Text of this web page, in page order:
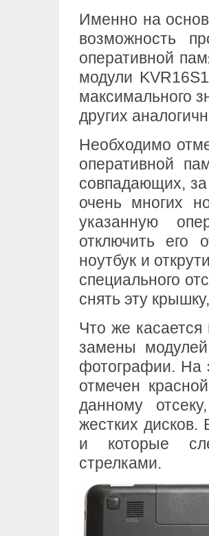
Именно на
возможность
оперативной
модули
максимального
других
Необходимо
оперативной
совпадающих,
очень многих
указанную
отключить его
ноутбук и
специального
снять эту
Что же касается
замены
фотографии. На
отмечен
данному
жестких
и которые
стрелками.